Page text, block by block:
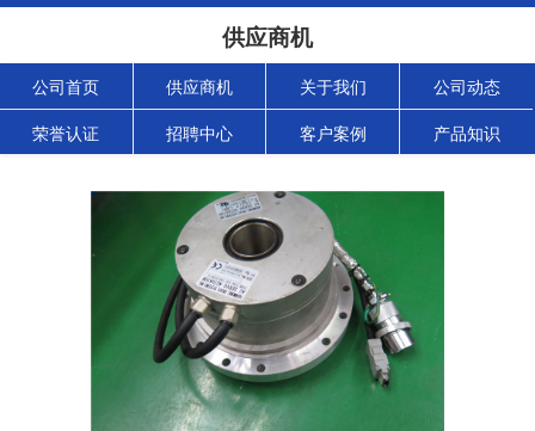
供应商机
公司首页 供应商机 关于我们 公司动态
荣誉认证 招聘中心 客户案例 产品知识